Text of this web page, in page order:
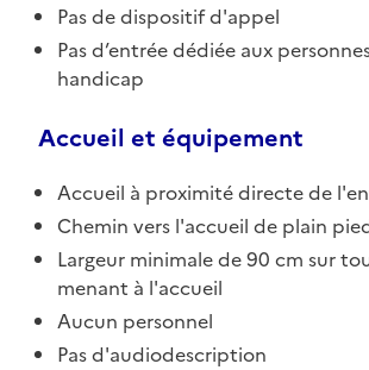
Pas de dispositif d'appel
Pas d’entrée dédiée aux
handicap
Accueil et équipement
Accueil à proximité directe de
Chemin vers l'accueil de plain
Largeur minimale de 90 cm sur
menant à l'accueil
Aucun personnel
Pas d'audiodescription